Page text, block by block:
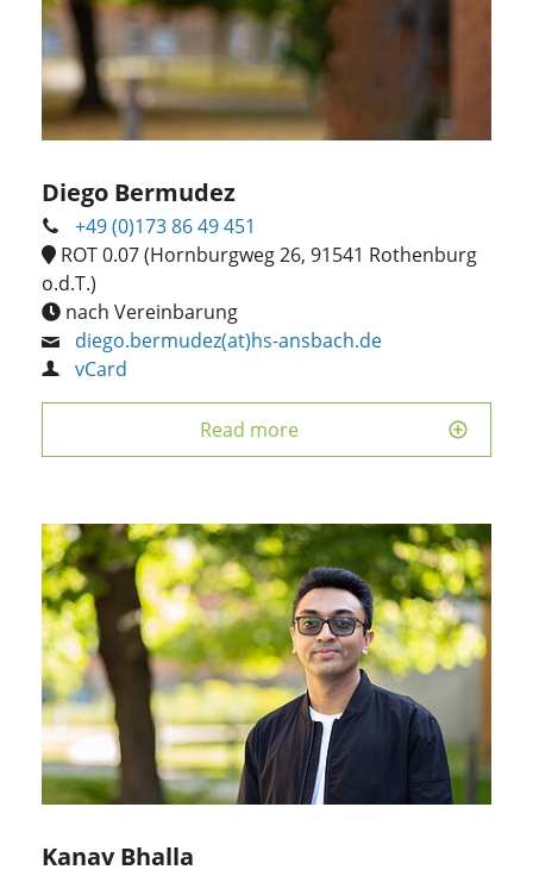
Diego Bermudez
+49 (0)173 86 49 451
ROT 0.07 (Hornburgweg 26, 91541 Rothenburg
o.d.T.)
nach Vereinbarung
diego.bermudez(at)hs-ansbach.de
vCard
Read more
Kanav Bhalla